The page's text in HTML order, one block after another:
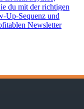
du mit der richtigen
Up-Sequenz und
Newsletter